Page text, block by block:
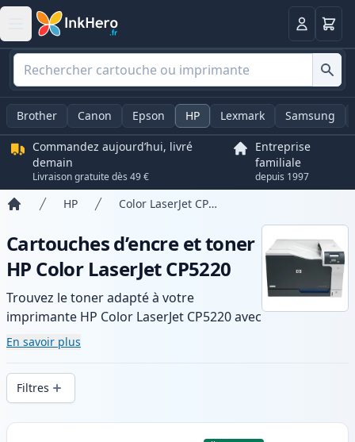
Panier
Brother Canon Epson HP Lexmark Samsung
Commandez aujourd’hui, livré
demain
Livraison gratuite dès 49 €
Entreprise
familiale
depuis 1997
HP Color LaserJet CP5220
Cartouches d’encre et toner
HP Color LaserJet CP5220
Trouvez le toner adapté à votre
imprimante HP Color LaserJet CP5220 avec
notre gamme de cartouches compatibles
et haute capacité. Profitez d’une qualité
d’impression constante et d’une livraison
rapide depuis un stock local en .
En savoir plus
Filtres
Produits